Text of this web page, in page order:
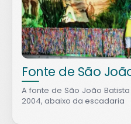
Fonte de São
A fonte de São João
2004, abaixo da escadaria